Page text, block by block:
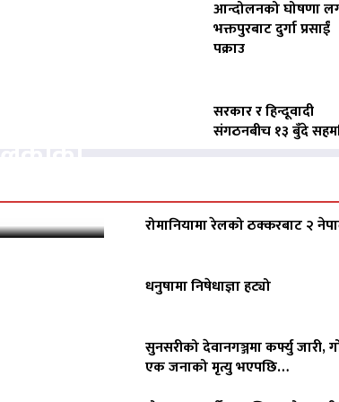
आन्दोलनको घोषणा
भक्तपुरबाट दुर्गा प्रसाईं
पक्राउ
सरकार र हिन्दूवादी
संगठनबीच १३ बुँदे
रोमानियामा रेलको ठक्करबाट २
धनुषामा निषेधाज्ञा हट्यो
सुनसरीको देवानगञ्जमा कर्फ्यु जारी,
एक जनाको मृत्यु भएपछि…